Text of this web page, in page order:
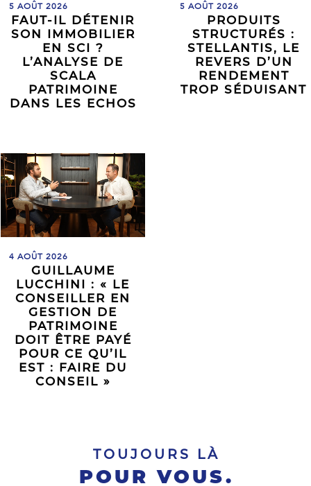
FAUT-IL DÉTENIR
SON IMMOBILIER
EN SCI ?
L’ANALYSE DE
SCALA
PATRIMOINE
DANS LES ECHOS
5 AOÛT 2026
PRODUITS
STRUCTURÉS :
STELLANTIS, LE
REVERS D’UN
RENDEMENT
TROP SÉDUISANT
5 AOÛT 2026
GUILLAUME
LUCCHINI : « LE
CONSEILLER EN
GESTION DE
PATRIMOINE
DOIT ÊTRE PAYÉ
POUR CE QU’IL
EST : FAIRE DU
CONSEIL »
4 AOÛT 2026
TOUJOURS LÀ
POUR VOUS.